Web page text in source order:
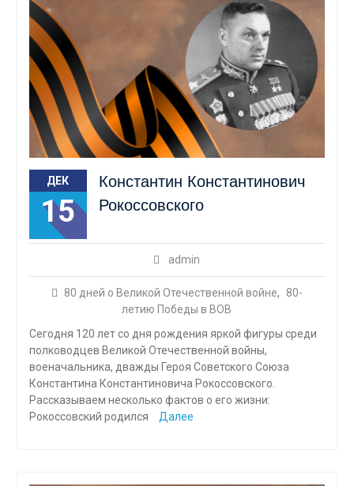
ДЕК
15
Константин Константинович
Рокоссовского
admin
80 дней о Великой Отечественной войне,
80-
летию Победы в ВОВ
Сегодня 120 лет со дня рождения яркой фигуры среди
полководцев Великой Отечественной войны,
военачальника, дважды Героя Советского Союза
Константина Константиновича Рокоссовского.
Рассказываем несколько фактов о его жизни:
Рокоссовский родился
Далее